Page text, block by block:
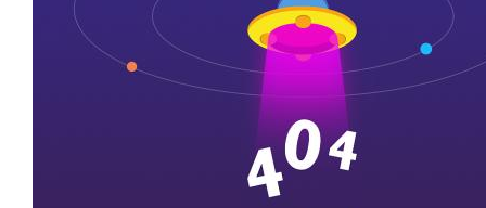
甜菜收获系列
残膜回收系列